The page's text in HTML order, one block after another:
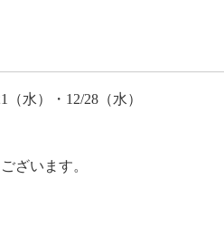
水）・12/28（水）
ざいます。